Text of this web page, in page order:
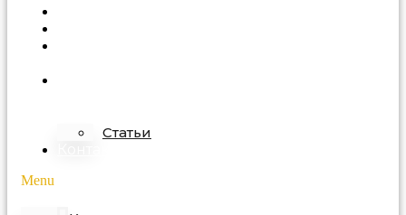
Статьи
Menu